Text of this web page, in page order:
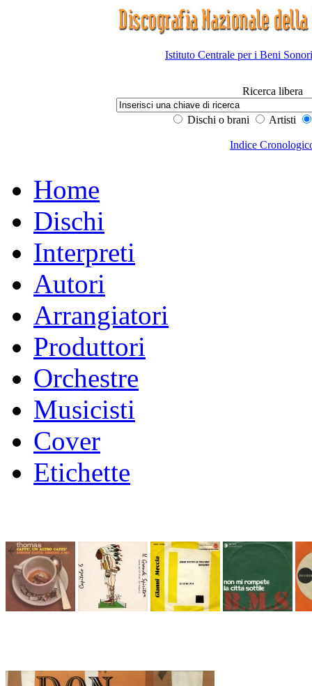
Istituto Centrale per i Beni
Ricerca libera
Dischi o brani Artisti
Indice
Home
Dischi
Interpreti
Autori
Arrangiatori
Produttori
Orchestre
Musicisti
Cover
Etichette